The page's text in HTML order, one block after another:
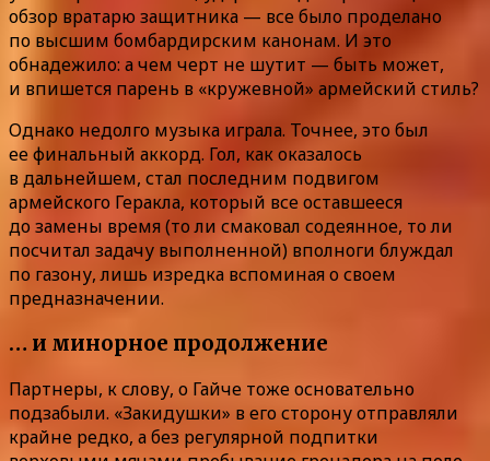
обзор вратарю защитника — все было проделано
по высшим бомбардирским канонам. И это
обнадежило: а чем черт не шутит — быть может,
и впишется парень в «кружевной» армейский стиль?
Однако недолго музыка играла. Точнее, это был
ее финальный аккорд. Гол, как оказалось
в дальнейшем, стал последним подвигом
армейского Геракла, который все оставшееся
до замены время (то ли смаковал содеянное, то ли
посчитал задачу выполненной) вполноги блуждал
по газону, лишь изредка вспоминая о своем
предназначении.
… и минорное продолжение
Партнеры, к слову, о Гайче тоже основательно
подзабыли. «Закидушки» в его сторону отправляли
крайне редко, а без регулярной подпитки